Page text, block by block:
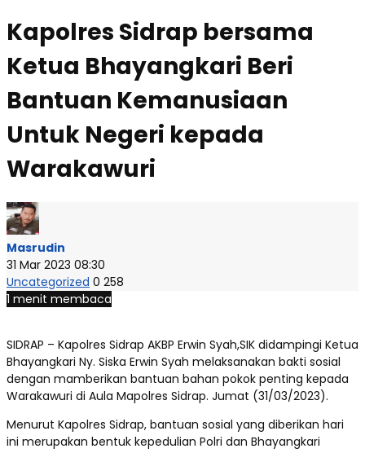
Kapolres Sidrap bersama
Ketua Bhayangkari Beri
Bantuan Kemanusiaan
Untuk Negeri kepada
Warakawuri
Masrudin
31 Mar 2023 08:30
Uncategorized 0 258
1 menit membaca
SIDRAP – Kapolres Sidrap AKBP Erwin Syah,SIK didampingi Ketua
Bhayangkari Ny. Siska Erwin Syah melaksanakan bakti sosial
dengan mamberikan bantuan bahan pokok penting kepada
Warakawuri di Aula Mapolres Sidrap. Jumat (31/03/2023).
Menurut Kapolres Sidrap, bantuan sosial yang diberikan hari
ini merupakan bentuk kepedulian Polri dan Bhayangkari